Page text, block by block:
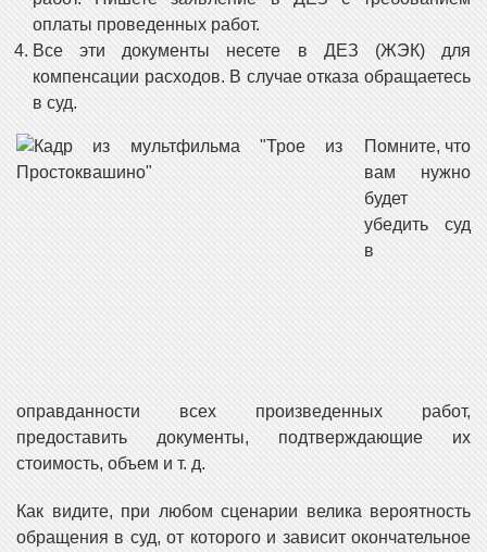
оплаты проведенных работ.
Все эти документы несете в ДЕЗ (ЖЭК) для
компенсации расходов. В случае отказа обращаетесь
в суд.
Помните, что
вам нужно
будет
убедить суд
в
оправданности всех произведенных работ,
предоставить документы, подтверждающие их
стоимость, объем и т. д.
Как видите, при любом сценарии велика вероятность
обращения в суд, от которого и зависит окончательное